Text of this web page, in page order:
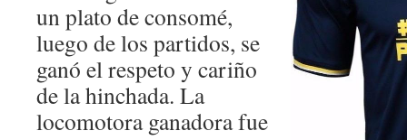
un plato de consomé,
luego de los partidos, se
ganó el respeto y cariño
de la hinchada. La
locomotora ganadora fue